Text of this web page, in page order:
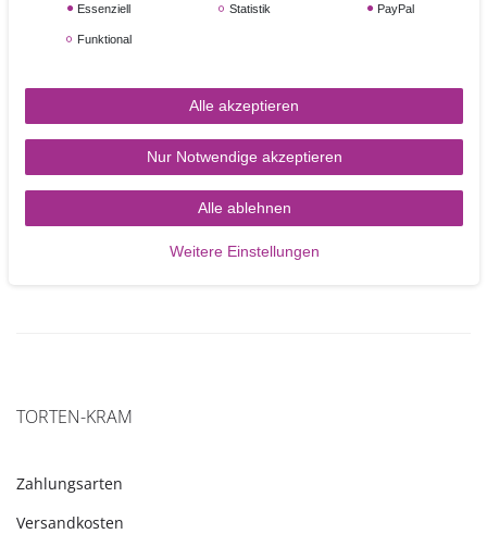
Glitzer-Ziffer 0 ca. 4,5 cm
In den Warenkorb
Glitzer-Ziffer 1 ca. 4,5 cm
4,95 €
In den Warenkorb
TORTEN-KRAM
Zahlungsarten
Versandkosten
Essenziell Statistik PayPal
Funktional
Alle akzeptieren
Nur Notwendige akzeptieren
Alle ablehnen
Weitere Einstellungen